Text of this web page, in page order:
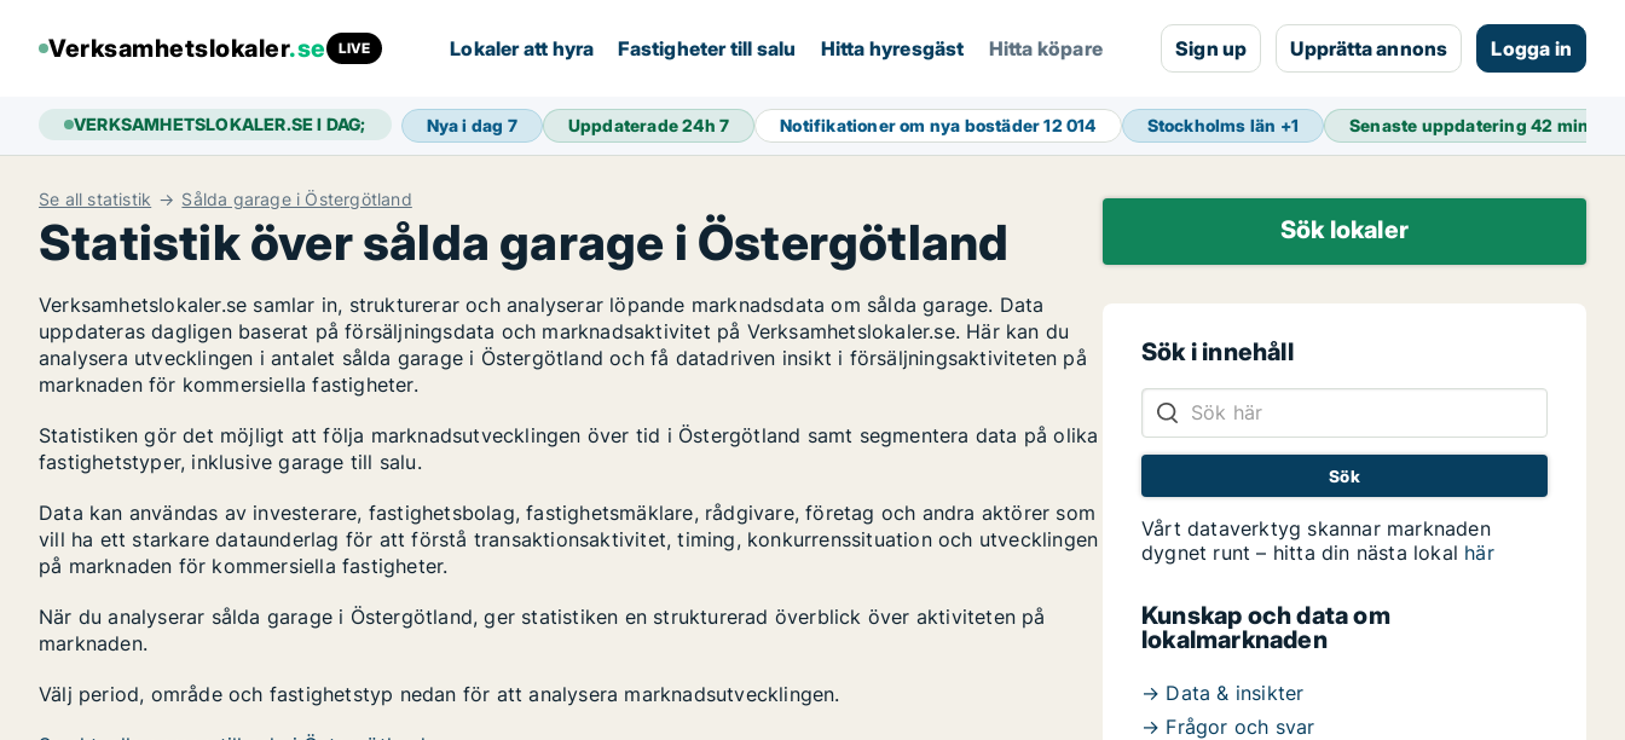
Verksamhetslokaler.se LIVE Lokaler att hyra Fastigheter till salu Hitta hyresgäst Hitta köpare Sign up Upprätta annons Logga in
VERKSAMHETSLOKALER.SE I DAG; Nya i dag 7 Uppdaterade 24h7 Notifikationer om nya bostäder12 014 Stockholms län +1 Senaste uppdatering42 min
Se all statistik Sålda garage i Östergötland
Statistik över sålda garage i Östergötland
Verksamhetslokaler.se samlar in, strukturerar och analyserar löpande marknadsdata om sålda garage. Data
uppdateras dagligen baserat på försäljningsdata och marknadsaktivitet på Verksamhetslokaler.se. Här kan du
analysera utvecklingen i antalet sålda garage i Östergötland och få datadriven insikt i försäljningsaktiviteten på
marknaden för kommersiella fastigheter.
Statistiken gör det möjligt att följa marknadsutvecklingen över tid i Östergötland samt segmentera data på olika
fastighetstyper, inklusive garage till salu.
Data kan användas av investerare, fastighetsbolag, fastighetsmäklare, rådgivare, företag och andra aktörer som
vill ha ett starkare dataunderlag för att förstå transaktionsaktivitet, timing, konkurrenssituation och utvecklingen
på marknaden för kommersiella fastigheter.
När du analyserar sålda garage i Östergötland, ger statistiken en strukturerad överblick över aktiviteten på
marknaden.
Välj period, område och fastighetstyp nedan för att analysera marknadsutvecklingen.
Sök lokaler
Sök i innehåll
Vårt dataverktyg skannar marknaden
dygnet runt – hitta din nästa lokal här
Kunskap och data om
lokalmarknaden
→ Data & insikter
→ Frågor och svar